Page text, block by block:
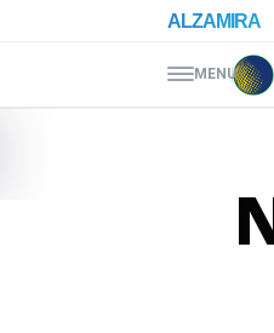
ALZAMIRA
MENU